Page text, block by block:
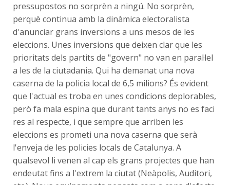
pressupostos no sorprèn a ningú. No sorprèn,
perquè continua amb la dinàmica electoralista
d'anunciar grans inversions a uns mesos de les
eleccions. Unes inversions que deixen clar que les
prioritats dels partits de "govern" no van en paral·lel
a les de la ciutadania. Qui ha demanat una nova
caserna de la policia local de 6,5 milions? És evident
que l'actual es troba en unes condicions deplorables,
però fa mala espina que durant tants anys no es faci
res al respecte, i que sempre que arriben les
eleccions es prometi una nova caserna que serà
l'enveja de les policies locals de Catalunya. A
qualsevol li venen al cap els grans projectes que han
endeutat fins a l'extrem la ciutat (Neàpolis, Auditori,